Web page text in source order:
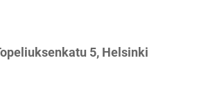
5, Helsinki